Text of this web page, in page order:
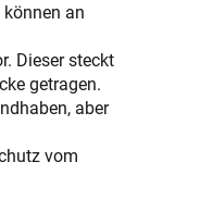
an
Dieser steckt
getragen.
aber
vom